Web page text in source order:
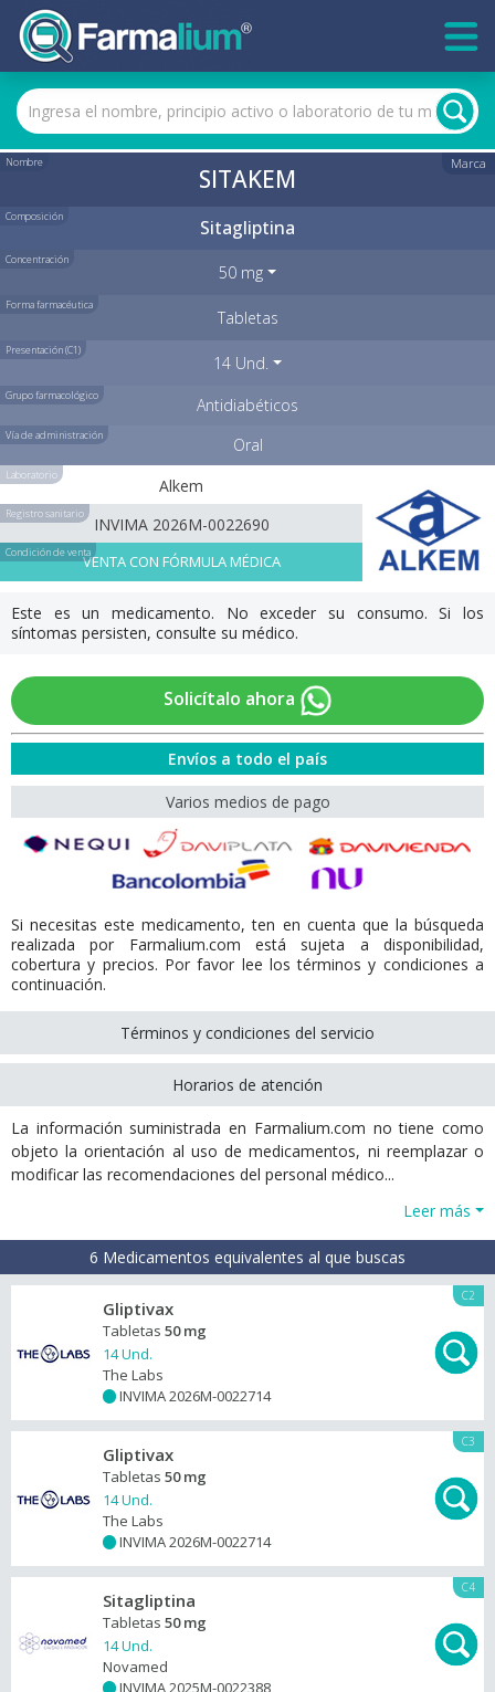
Nombre Marca
SITAKEM
Composición Sitagliptina
Concentración
50 mg
Forma farmacéutica
Tabletas
Presentación (C1)
14 Und.
Grupo farmacológico Antidiabéticos
Vía de administración Oral
Laboratorio
Alkem
Registro sanitario
INVIMA 2026M-0022690
Condición de ventaVENTA CON FÓRMULA MÉDICA
Este es un medicamento. No exceder su consumo. Si los
síntomas persisten, consulte su médico.
Solicítalo ahora
Envíos a todo el país
Varios medios de pago
Si necesitas este medicamento, ten en cuenta que la búsqueda
realizada por Farmalium.com está sujeta a disponibilidad,
cobertura y precios. Por favor lee los términos y condiciones a
continuación.
Términos y condiciones del servicio
Horarios de atención
La información suministrada en Farmalium.com no tiene como
objeto la orientación al uso de medicamentos, ni reemplazar o
modificar las recomendaciones del personal médico...
Leer más
6 Medicamentos equivalentes al que buscas
C2
Gliptivax
Tabletas 50 mg
14 Und.
The Labs
INVIMA 2026M-0022714
C3
Gliptivax
Tabletas 50 mg
14 Und.
The Labs
INVIMA 2026M-0022714
C4
Sitagliptina
Tabletas 50 mg
14 Und.
Novamed
INVIMA 2025M-0022388